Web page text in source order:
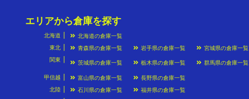
エリアから倉庫を探す
北海道
北海道の倉庫一覧
東北
青森県の倉庫一覧 岩手県の倉庫一覧 宮城県の倉庫一覧
関東
茨城県の倉庫一覧 栃木県の倉庫一覧 群馬県の倉庫一覧
甲信越
富山県の倉庫一覧
長野県の倉庫一覧
北陸
石川県の倉庫一覧
福井県の倉庫一覧